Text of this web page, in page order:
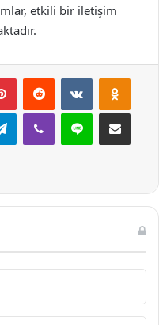
etkili bir iletişim
PinterestReddit VKontakte
TelegramViber Line E-Posta ile